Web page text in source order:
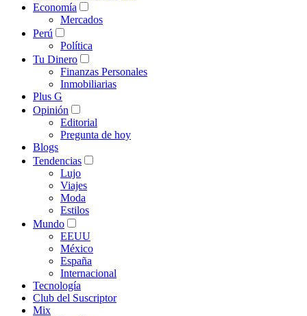
Economía
Mercados
Perú
Política
Tu Dinero
Finanzas Personales
Inmobiliarias
Plus G
Opinión
Editorial
Pregunta de hoy
Blogs
Tendencias
Lujo
Viajes
Moda
Estilos
Mundo
EEUU
México
España
Internacional
Tecnología
Club del Suscriptor
Mix